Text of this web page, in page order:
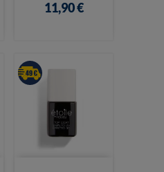
11,90 €